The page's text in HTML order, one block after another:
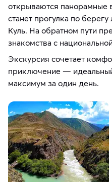
открываются
станет прогулка по
Куль. На обратном пути
знакомства с
Экскурсия сочетает
приключение —
максимум за один день.